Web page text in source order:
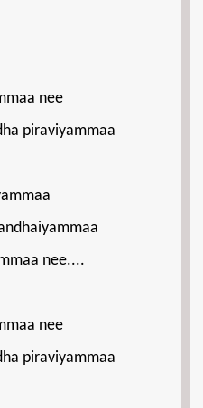
nee
piraviyammaa
nee....
nee
piraviyammaa